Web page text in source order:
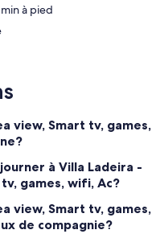
Restaurante Buffet - ‬17 min à pied
view, Smart tv, games,
à Villa Ladeira -
games, wifi, Ac?
view, Smart tv, games,
de compagnie?